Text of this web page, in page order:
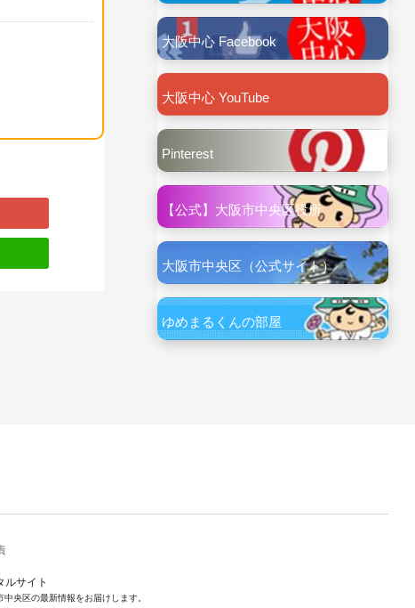
大阪中心 Facebook
大阪中心 YouTube
Pinterest
【公式】大阪市中央区役所
大阪市中央区（公式サイト）
ゆめまるくんの部屋
ルサイト
央区の最新情報をお届けします。